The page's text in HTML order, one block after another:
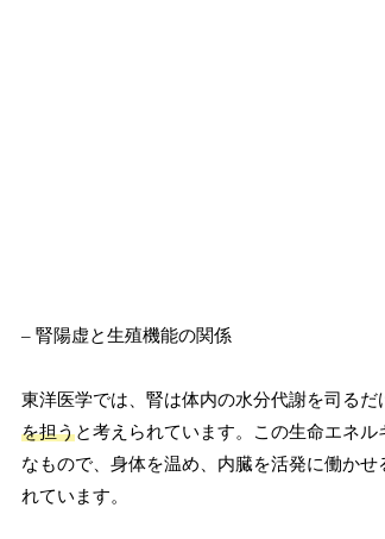
– 腎陽虚と生殖機能の関係
東洋医学では、腎は体内の水分代謝を司るだ
を担うと考えられています。この生命エネ
なもので、身体を温め、内臓を活発に働か
れています。